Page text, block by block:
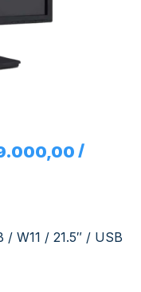
/
W11 / 21.5″ / USB